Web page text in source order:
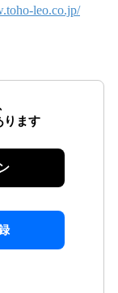
leo.co.jp/
ります